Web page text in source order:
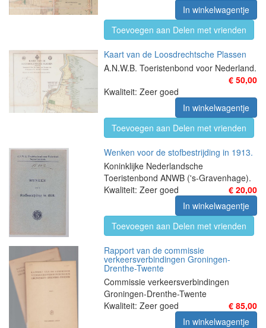
In winkelwagentje
Toevoegen aan Delen met vrienden
Kaart van de Loosdrechtsche Plassen
A.N.W.B. Toeristenbond voor Nederland.
€ 50,00
Kwaliteit: Zeer goed
In winkelwagentje
Toevoegen aan Delen met vrienden
Wenken voor de stofbestrijding in 1913.
Koninklijke Nederlandsche
Toeristenbond ANWB ('s-Gravenhage).
€ 20,00
Kwaliteit: Zeer goed
In winkelwagentje
Toevoegen aan Delen met vrienden
Rapport van de commissie
verkeersverbindingen Groningen-
Drenthe-Twente
Commissie verkeersverbindingen
Groningen-Drenthe-Twente
€ 85,00
Kwaliteit: Zeer goed
In winkelwagentje